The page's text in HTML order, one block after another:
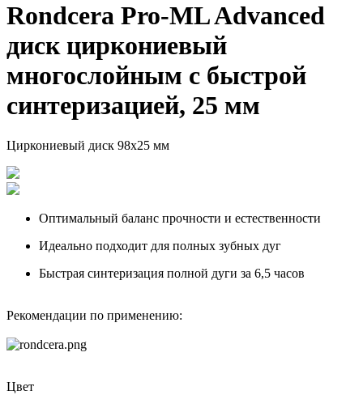
Rondcera Pro-ML Advanced
диск циркониевый
многослойным с быстрой
синтеризацией, 25 мм
Циркониевый диск 98х25 мм
Оптимальный баланс прочности и естественности
Идеально подходит для полных зубных дуг
Быстрая синтеризация полной дуги за 6,5 часов
Рекомендации по применению:
Цвет